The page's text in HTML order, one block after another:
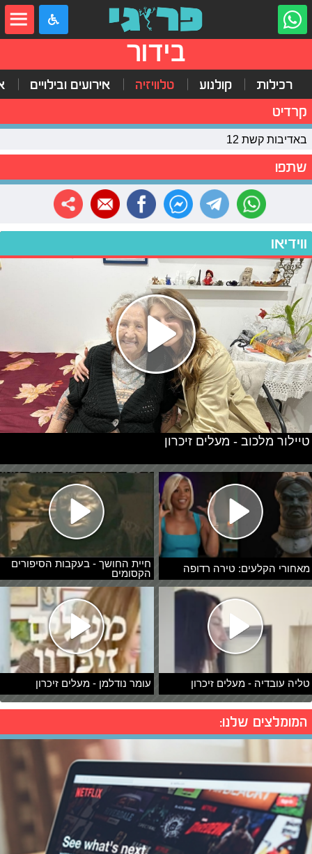
בידור
רכילות קולנוע טלוויזיה אירועים ובילויים
קרדיט
באדיבות קשת 12
שתפו
ווידיאו
מאחורי הקלעים: טירה רדופה
חיית החושך - בעקבות הסיפורים
הקסומים
טליה עובדיה - מעלים זיכרון עומר נודלמן - מעלים זיכרון
טיילור מלכוב - מעלים זיכרון
המומלצים שלנו: